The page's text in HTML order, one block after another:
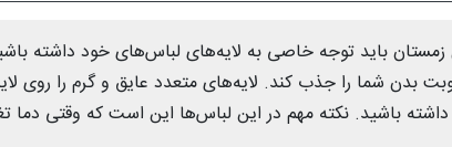
باید توجه خاصی به لایه‌‌های لباس‌‌های خود داشته
بدن شما را جذب کند. لایه‌‌های متعدد عایق و گرم را روی
باشید. نکته مهم در این لباس‌ها این است که وقتی دما